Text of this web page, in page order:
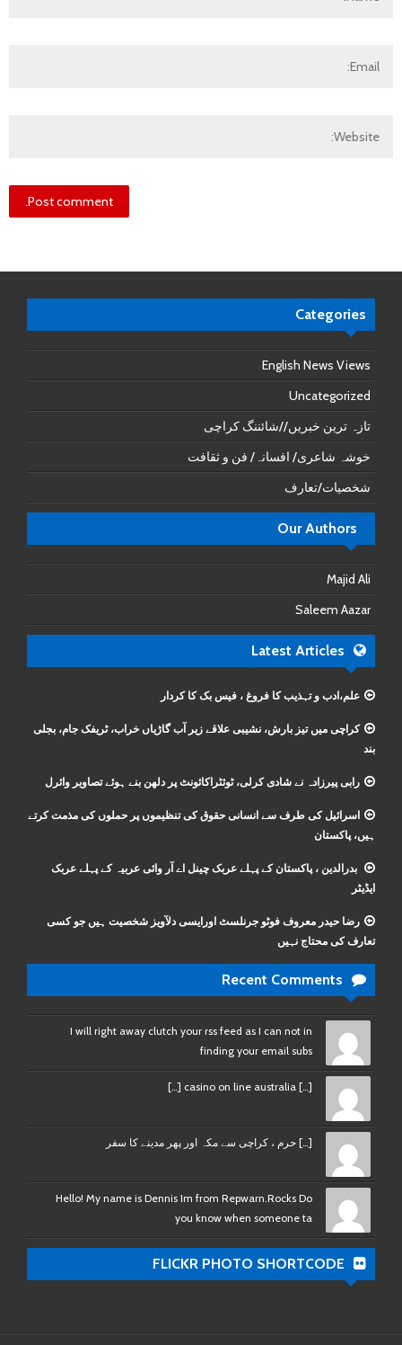
Categories
English News Views
Uncategorized
تازہ ترین خبریں//شائننگ کراچی
خوشہ شاعری/ افسانہ/ فن و ثقافت
شخصیات/تعارف
Our Authors
Majid Ali
Saleem Aazar
Latest Articles
علم،ادب و تہذیب کا فروغ ، فیس بک کا کردار
کراچی میں تیز بارش، نشیبی علاقے زیر آب گاڑیاں خراب، ٹریفک جام، بجلی
بند
رابی پیرزادہ نے شادی کرلی، ٹوئٹراکائونٹ پر دلھن بنے ہوئے تصاویر وائرل
اسرائیل کی طرف سے انسانی حقوق کی تنظیموں پر حملوں کی مذمت کرتے
ہیں، پاکستان
بدرالدین ، پاکستان کے پہلے عربک چینل اے آر وائی عربیہ کے پہلے عربک
ایڈیٹر
رضا حیدر معروف فوٹو جرنلسٹ اورایسی دلآویز شخصیت ہیں جو کسی
تعارف کی محتاج نہیں
Recent Comments
I will right away clutch your rss feed as I can not in
finding your email subs
[…] casino on line australia […]
[…] حرم ، کراچی سے مکہ اور پھر مدینے کا سفر
Hello! My name is Dennis Im from Repwarn.Rocks Do
you know when someone ta
FLICKR PHOTO SHORTCODE